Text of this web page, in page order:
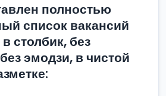
полностью
список вакансий
столбик, без
эмодзи, в чистой